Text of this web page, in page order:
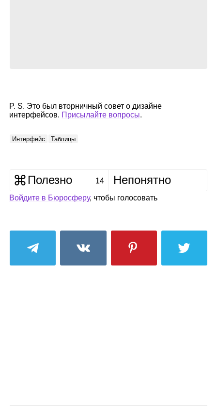
P. S. Это был вторничный совет о дизайне
интерфейсов. Присылайте вопросы.
Интерфейс Таблицы
Полезно 14 Непонятно
Войдите в Бюросферу, чтобы голосовать